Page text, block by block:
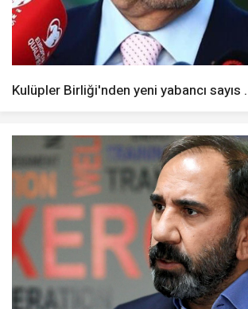
Kulüpler Birliği'nden yeni yabancı sayıs